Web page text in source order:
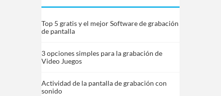
Top 5 gratis y el mejor Software de grabación
de pantalla
3 opciones simples para la grabación de
Video Juegos
Actividad de la pantalla de grabación con
sonido